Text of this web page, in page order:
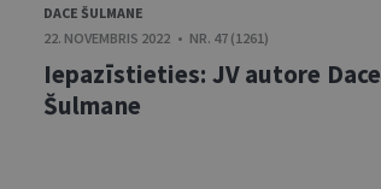
DACE ŠULMANE
22. NOVEMBRIS 2022 • NR. 47 (1261)
Iepazīstieties: JV autore Dace
Šulmane